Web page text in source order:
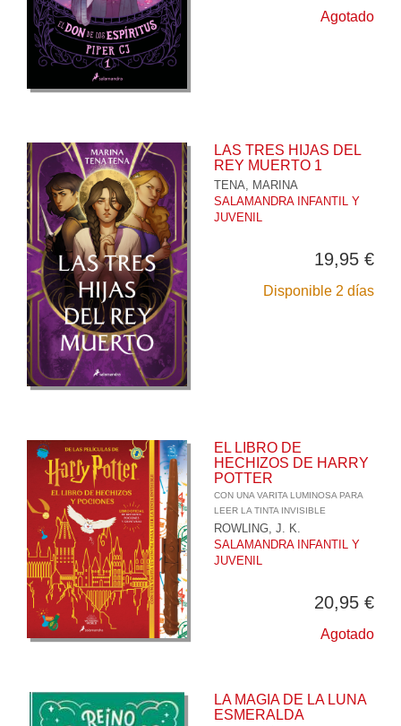
Agotado
LAS TRES HIJAS DEL
REY MUERTO 1
TENA, MARINA
SALAMANDRA INFANTIL Y
JUVENIL
19,95 €
Disponible 2 días
EL LIBRO DE
HECHIZOS DE HARRY
POTTER
CON UNA VARITA LUMINOSA PARA
LEER LA TINTA INVISIBLE
ROWLING, J. K.
SALAMANDRA INFANTIL Y
JUVENIL
20,95 €
Agotado
LA MAGIA DE LA LUNA
ESMERALDA